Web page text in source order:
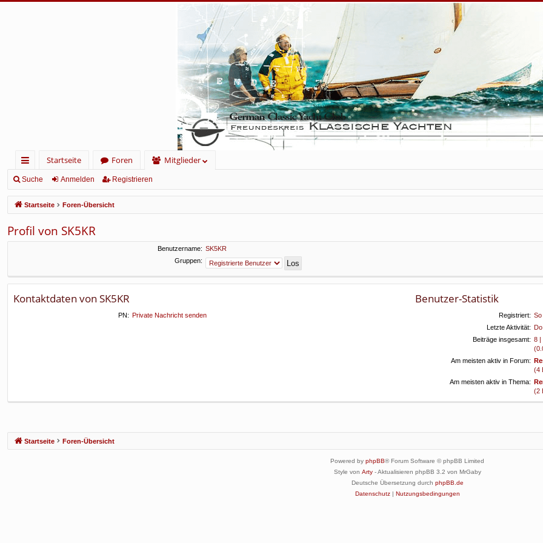
ch
ne
llz
ug
Startseite Foren
Mitglieder
Suche Anmelden Registrieren
Startseite Foren-Übersicht
Profil von SK5KR
Benutzername: SK5KR
Gruppen:
Kontaktdaten von SK5KR
PN: Private Nachricht senden
Benutzer-Statistik
Registriert:
Letzte Aktivität:
Beiträge insgesamt: 8 |
Am meisten aktiv in Forum:
(4
Am meisten aktiv in Thema:
(2
Startseite Foren-Übersicht
Powered by phpBB® Forum Software © phpBB Limited
Style von Arty- Aktualisieren phpBB 3.2 von MrGaby
Deutsche Übersetzung durch phpBB.de
Datenschutz| Nutzungsbedingungen